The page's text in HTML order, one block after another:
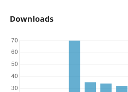
Downloads